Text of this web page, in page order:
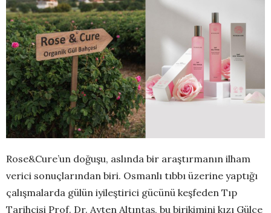
Rose&Cure’un doğuşu, aslında bir araştırmanın ilham
verici sonuçlarından biri. Osmanlı tıbbı üzerine yaptığı
çalışmalarda gülün iyileştirici gücünü keşfeden Tıp
Tarihçisi Prof. Dr. Ayten Altıntaş, bu birikimini kızı Gülce